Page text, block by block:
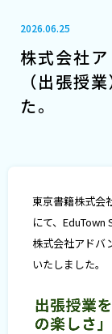
2026.06.25
株式会社
（出張授
た。
東京書籍株式会
にて、EduTown
株式会社アドバ
いたしました。